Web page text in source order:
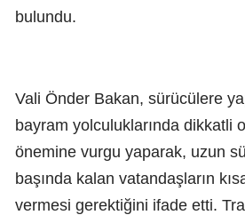
bulundu.
Vali Önder Bakan, sürücülere
bayram yolculuklarında dikkatli
önemine vurgu yaparak, uzun
başında kalan vatandaşların
vermesi gerektiğini ifade etti.